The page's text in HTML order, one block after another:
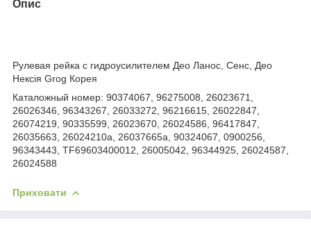
Опис
Рулевая рейка с гидроусилителем Део Ланос, Сенс, Део
Нексія Grog Корея
Каталожный номер: 90374067, 96275008, 26023671,
26026346, 96343267, 26033272, 96216615, 26022847,
26074219, 90335599, 26023670, 26024586, 96417847,
26035663, 26024210a, 26037665a, 90324067, 0900256,
96343443, TF69603400012, 26005042, 96344925, 26024587,
26024588
Приховати